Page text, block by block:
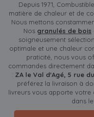
Depuis 1971,
matière de chaleur et de
Nous mettons
Nos granulés de bois
soigneusement
optimale et une chaleur
praticité, nous vous
commandes directement
: ZA le Val d'Agé, 5 rue
préférez la livraison à
livreurs vous apporte votre
dans